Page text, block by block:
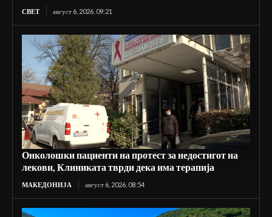
СВЕТ август 6, 2026, 09:21
Онколошки пациенти на протест за недостигот на
лекови, Клиниката тврди дека има терапија
МАКЕДОНИЈА август 6, 2026, 08:54